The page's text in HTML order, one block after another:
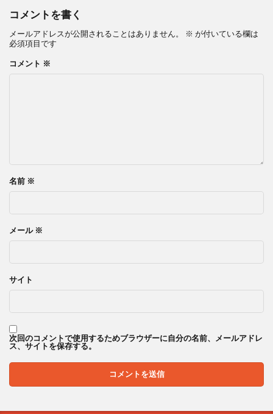
コメントを書く
メールアドレスが公開されることはありません。 ※ が付いている欄は
必須項目です
コメント ※
名前 ※
メール ※
サイト
次回のコメントで使用するためブラウザーに自分の名前、メールアドレ
ス、サイトを保存する。